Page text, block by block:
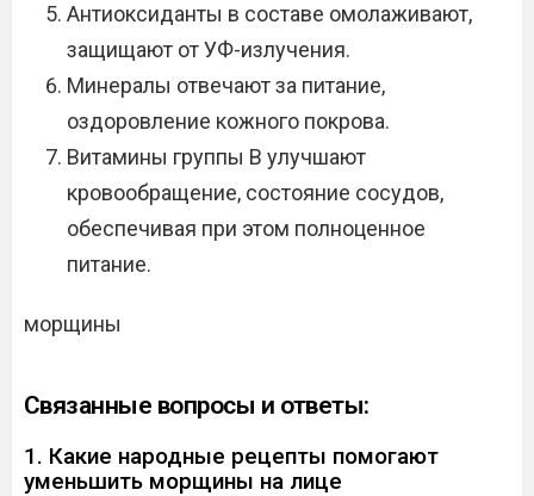
Антиоксиданты в составе омолаживают,
защищают от УФ-излучения.
Минералы отвечают за питание,
оздоровление кожного покрова.
Витамины группы В улучшают
кровообращение, состояние сосудов,
обеспечивая при этом полноценное
питание.
морщины
Связанные вопросы и ответы:
1. Какие народные рецепты помогают
уменьшить морщины на лице